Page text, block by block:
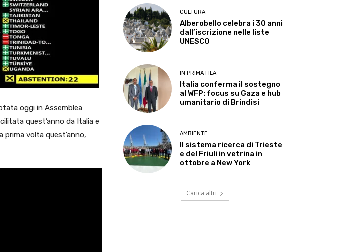
oggi in Assemblea
quest’anno da Italia e
prima volta quest’anno,
CULTURA
Alberobello celebra i 30 anni
dall’iscrizione nelle liste
UNESCO
IN PRIMA FILA
Italia conferma il sostegno
al WFP: focus su Gaza e hub
umanitario di Brindisi
AMBIENTE
Il sistema ricerca di Trieste
e del Friuli in vetrina in
ottobre a New York
Carica altri